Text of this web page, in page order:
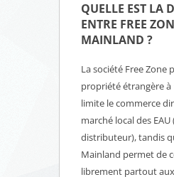
QUELLE EST LA
ENTRE FREE
MAINLAND ?
La société Free Zone
propriété étrangère à
limite le commerce
marché local des EAU
distributeur), tandis
Mainland permet de
librement partout aux